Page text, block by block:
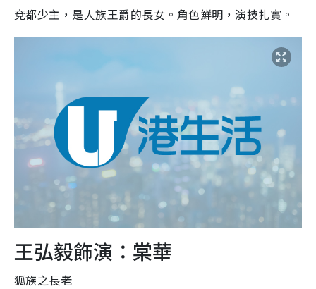
兗都少主，是人族王爵的長女。角色鮮明，演技扎實。
王弘毅飾演：棠華
狐族之長老